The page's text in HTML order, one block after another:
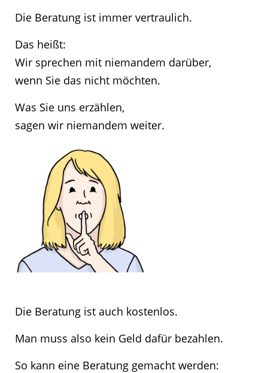
Die Beratung ist immer vertraulich.
Das heißt:
Wir sprechen mit niemandem darüber,
wenn Sie das nicht möchten.
Was Sie uns erzählen,
sagen wir niemandem weiter.
Die Beratung ist auch kostenlos.
Man muss also kein Geld dafür bezahlen.
So kann eine Beratung gemacht werden: